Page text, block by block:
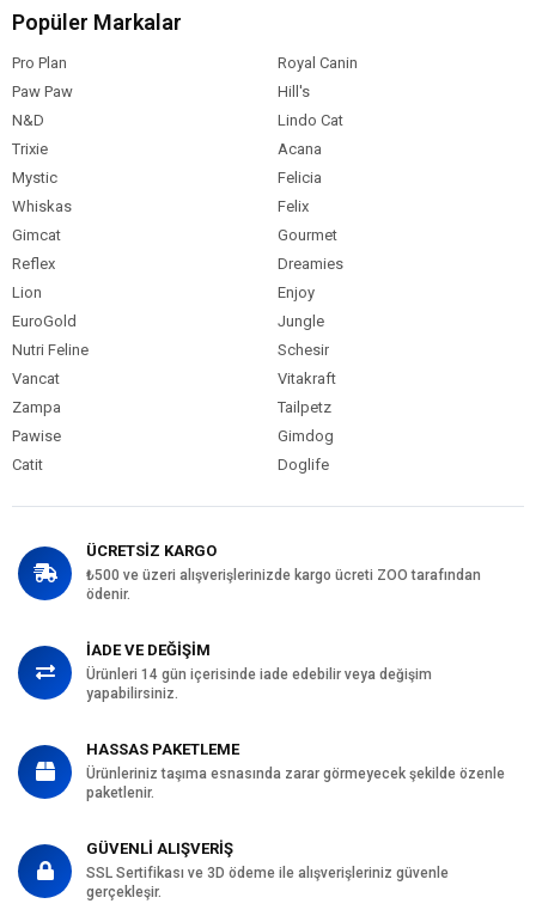
Popüler Markalar
Pro Plan
Royal Canin
Paw Paw
Hill's
N&D
Lindo Cat
Trixie
Acana
Mystic
Felicia
Whiskas
Felix
Gimcat
Gourmet
Reflex
Dreamies
Lion
Enjoy
EuroGold
Jungle
Nutri Feline
Schesir
Vancat
Vitakraft
Zampa
Tailpetz
Pawise
Gimdog
Catit
Doglife
ÜCRETSİZ KARGO
₺500 ve üzeri alışverişlerinizde kargo ücreti ZOO tarafından
ödenir.
İADE VE DEĞİŞİM
Ürünleri 14 gün içerisinde iade edebilir veya değişim
yapabilirsiniz.
HASSAS PAKETLEME
Ürünleriniz taşıma esnasında zarar görmeyecek şekilde özenle
paketlenir.
GÜVENLİ ALIŞVERİŞ
SSL Sertifikası ve 3D ödeme ile alışverişleriniz güvenle
gerçekleşir.